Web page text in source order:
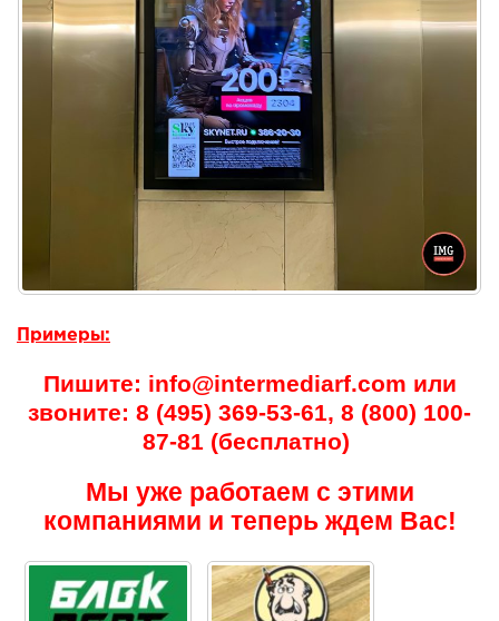
Примеры:
Пишите: info@intermediarf.com или
звоните: 8 (495) 369-53-61, 8 (800) 100-
87-81 (бесплатно)
Мы уже работаем с этими
компаниями и теперь ждем Вас!